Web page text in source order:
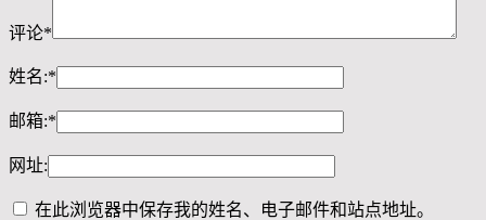
评论*
姓名:*
邮箱:*
网址:
在此浏览器中保存我的姓名、电子邮件和站点地址。